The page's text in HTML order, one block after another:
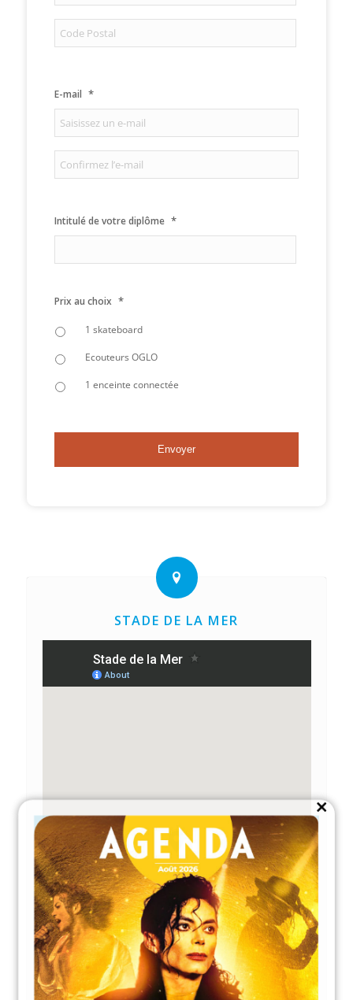
2
Ville
E-mail *
Saisissez
un
e-
mail
Intitulé de votre diplôme *
Prix au choix *
1 skateboard
Ecouteurs OGLO
1 enceinte connectée
STADE DE LA MER
Close